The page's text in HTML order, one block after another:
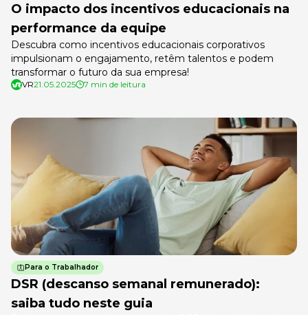
O impacto dos incentivos educacionais na
performance da equipe
Descubra como incentivos educacionais corporativos
impulsionam o engajamento, retêm talentos e podem
transformar o futuro da sua empresa!
VR21.05.2025 7 min de leitura
Para o Trabalhador
DSR (descanso semanal remunerado):
saiba tudo neste guia